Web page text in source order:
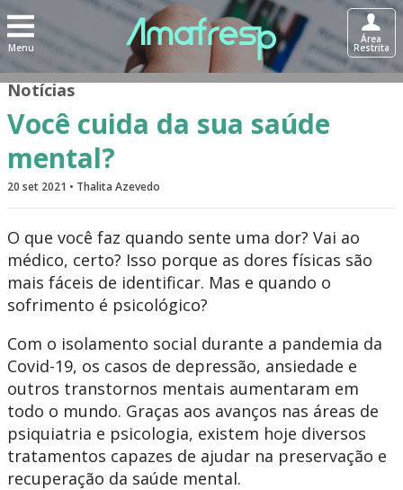
Menu
Área
Restrita
Notícias
Você cuida da sua saúde
mental?
20 set 2021 • Thalita Azevedo
O que você faz quando sente uma dor? Vai ao
médico, certo? Isso porque as dores físicas são
mais fáceis de identificar. Mas e quando o
sofrimento é psicológico?
Com o isolamento social durante a pandemia da
Covid-19, os casos de depressão, ansiedade e
outros transtornos mentais aumentaram em
todo o mundo. Graças aos avanços nas áreas de
psiquiatria e psicologia, existem hoje diversos
tratamentos capazes de ajudar na preservação e
recuperação da saúde mental.